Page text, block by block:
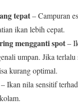
tepat– Campuran
ikan lebih cepat.
mengganti spot–
umpan. Jika terlalu
kurang optimal.
– Ikan nila sensitif